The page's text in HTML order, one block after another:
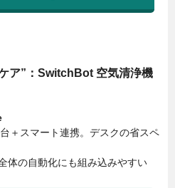
ア”：SwitchBot 空気清浄機
＋スマート連携。デスクの省スペ
体の自動化にも組み込みやすい